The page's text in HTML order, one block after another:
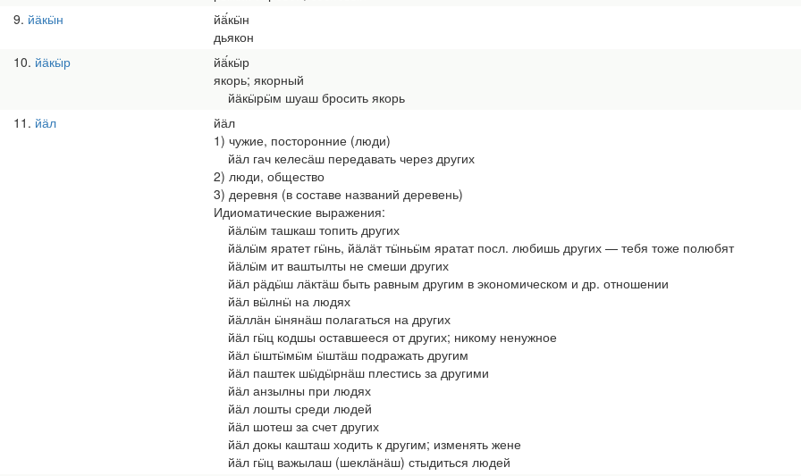
9 йӓкӹн
йӓ́кӹн
дьякон
10 йӓкӹр
йӓ́кӹр
якорь; якорный
йӓкӹрӹм шуаш бросить якорь
11 йӓл
йӓл
1) чужие, посторонние (люди)
йӓл гач келесӓш передавать через других
2) люди, общество
3) деревня (в составе названий деревень)
Идиоматические выражения:
йӓлӹм ташкаш топить других
йӓлӹм яратет гӹнь, йӓлӓт тӹньӹм яратат посл. любишь других — тебя тоже полюбят
йӓлӹм ит ваштылты не смеши других
йӓл рӓдӹш лӓктӓш быть равным другим в экономическом и др. отношении
йӓл вӹлнӹ на людях
йӓллӓн ӹнянӓш полагаться на других
йӓл гӹц кодшы оставшееся от других; никому ненужное
йӓл ӹштӹмӹм ӹштӓш подражать другим
йӓл паштек шӹдӹрнӓш плестись за другими
йӓл анзылны при людях
йӓл лошты среди людей
йӓл шотеш за счет других
йӓл докы кашташ ходить к другим; изменять жене
йӓл гӹц важылаш (шеклӓнӓш) стыдиться людей